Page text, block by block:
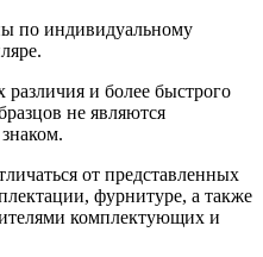
по индивидуальному
и более быстрого
не являются
от представленных
фурнитуре, а также
комплектующих и